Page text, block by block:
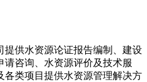
提供水资源论证报告编制、建设
咨询、水资源评价及技术服
各类项目提供水资源管理解决方